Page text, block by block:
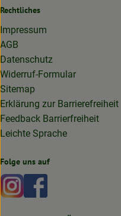
Rechtliches
Impressum
AGB
Datenschutz
Widerruf-Formular
Sitemap
Erklärung zur Barrierefreiheit
Feedback Barrierfreiheit
Leichte Sprache
Folge uns auf
Externer Link zu